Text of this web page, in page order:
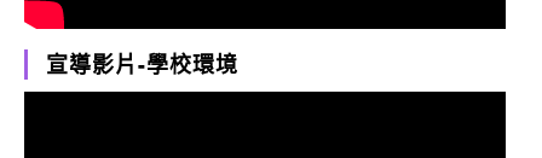
宣導影片-學校環境